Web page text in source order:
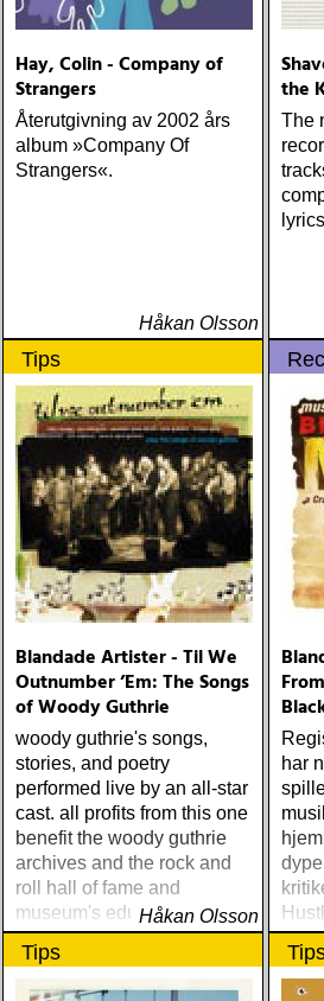
Hay, Colin - Company of
Strangers
Återutgivning av 2002 års
album »Company Of
Strangers«.
Håkan Olsson
the
The
Tips
Blandade Artister - Til We
Outnumber ’Em: The Songs
of Woody Guthrie
woody guthrie's songs,
stories, and poetry
performed live by an all-star
cast. all profits from this one
benefit the woody guthrie
archives and the rock and
roll hall of fame and
museum's educational
foundation.
Håkan Olsson
har
Tips